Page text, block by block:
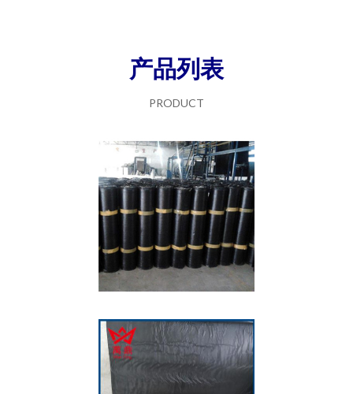
产品列表
PRODUCT